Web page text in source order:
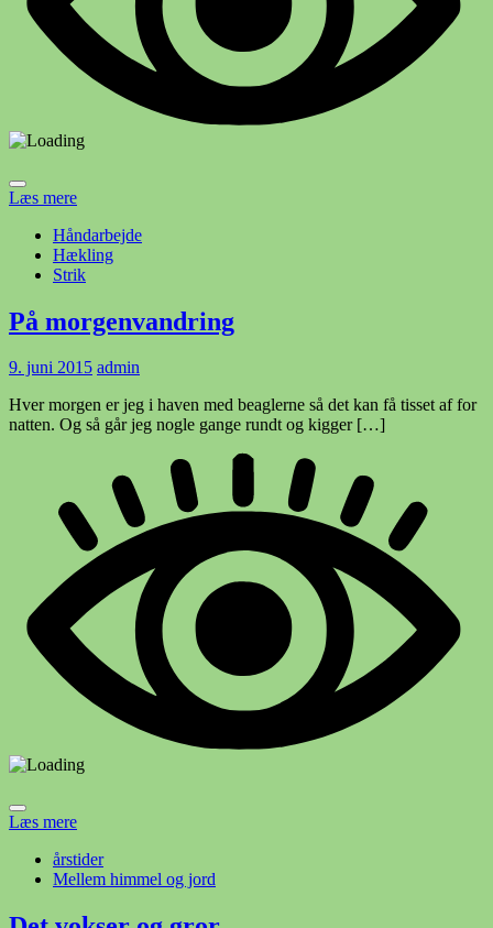
Læs mere
Håndarbejde
Hækling
Strik
På morgenvandring
9. juni 2015 admin
Hver morgen er jeg i haven med beaglerne så det kan få tisset af for
natten. Og så går jeg nogle gange rundt og kigger […]
Læs mere
årstider
Mellem himmel og jord